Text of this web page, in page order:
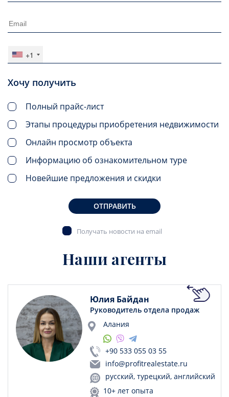
+1
Хочу получить
Полный прайс-лист
Этапы процедуры приобретения недвижимости
Онлайн просмотр объекта
Информацию об ознакомительном туре
Новейшие предложения и скидки
ОТПРАВИТЬ
Получать новости на email
Наши агенты
Юлия Байдан
Руководитель отдела продаж
Алания
+90 533 055 03 55
info@profitrealestate.ru
русский, турецкий, английский
10+ лет опыта